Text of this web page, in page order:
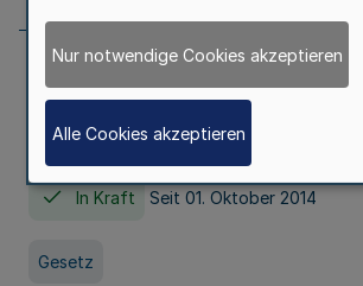
Gesetz über die
Nordrhein-Westfalen
HG)
In Kraft Seit 01. Oktober 2014
Gesetz
Nur notwendige Cookies akzeptieren
Alle Cookies akzeptieren